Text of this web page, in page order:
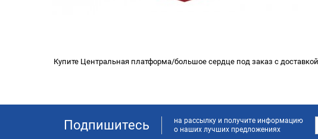
Купите Центральная платформа/большое сердце под заказ с
Подпишитесь
на рассылку и получите информацию
о наших лучших предложениях